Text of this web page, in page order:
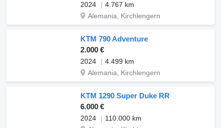
2024
4.767 km
Alemania, Kirchlengern
KTM 790 Adventure
2.000 €
2024
4.499 km
Alemania, Kirchlengern
KTM 1290 Super Duke RR
6.000 €
2024
110.000 km